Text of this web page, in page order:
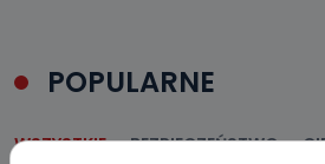
POPULARNE
WSZYSTKIE BEZPIECZEŃSTWO